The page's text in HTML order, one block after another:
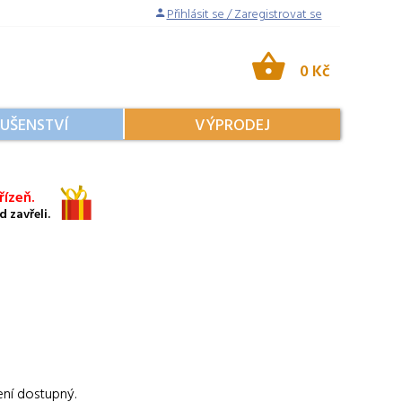
Přihlásit se / Zaregistrovat se
0 Kč
VÝPRODEJ
zavřeli.
dostupný.